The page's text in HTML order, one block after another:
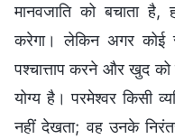
मानवजाति को बचाता
करेगा। लेकिन अगर
पश्चात्ताप करने और खुद
योग्य है। परमेश्वर किसी
नहीं देखता; वह उनके